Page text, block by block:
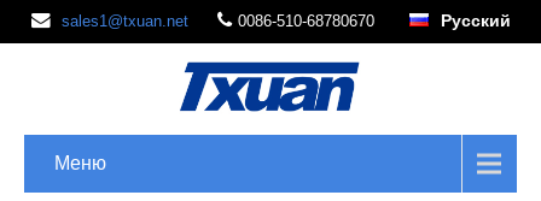
sales1@txuan.net 0086-510-68780670 Русский
Меню